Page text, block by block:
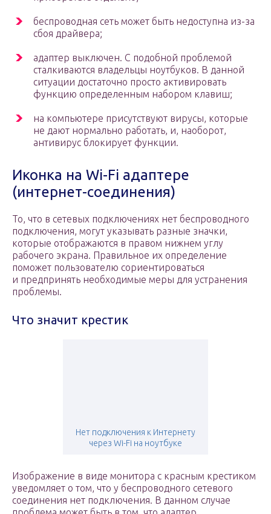
беспроводная сеть может быть недоступна из-за
сбоя драйвера;
адаптер выключен. С подобной проблемой
сталкиваются владельцы ноутбуков. В данной
ситуации достаточно просто активировать
функцию определенным набором клавиш;
на компьютере присутствуют вирусы, которые
не дают нормально работать, и, наоборот,
антивирус блокирует функции.
Иконка на Wi-Fi адаптере
(интернет-соединения)
То, что в сетевых подключениях нет беспроводного
подключения, могут указывать разные значки,
которые отображаются в правом нижнем углу
рабочего экрана. Правильное их определение
поможет пользователю сориентироваться
и предпринять необходимые меры для устранения
проблемы.
Что значит крестик
Нет подключения к Интернету
через Wi-Fi на ноутбуке
Изображение в виде монитора с красным крестиком
уведомляет о том, что у беспроводного сетевого
соединения нет подключения. В данном случае